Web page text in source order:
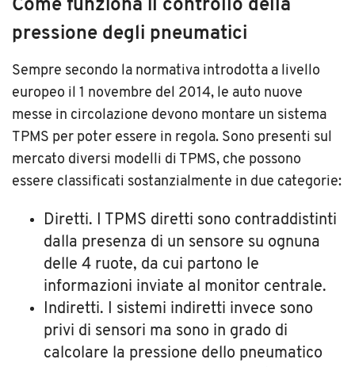
Come funziona il controllo della
pressione degli pneumatici
Sempre secondo la normativa introdotta a livello
europeo il 1 novembre del 2014, le auto nuove
messe in circolazione devono montare un sistema
TPMS per poter essere in regola. Sono presenti sul
mercato diversi modelli di TPMS, che possono
essere classificati sostanzialmente in due categorie:
Diretti. I TPMS diretti sono contraddistinti
dalla presenza di un sensore su ognuna
delle 4 ruote, da cui partono le
informazioni inviate al monitor centrale.
Indiretti. I sistemi indiretti invece sono
privi di sensori ma sono in grado di
calcolare la pressione dello pneumatico